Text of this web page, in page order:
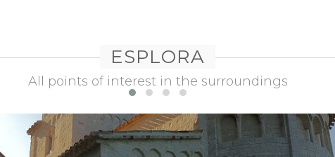
ESPLORA
All points of interest in the surroundings